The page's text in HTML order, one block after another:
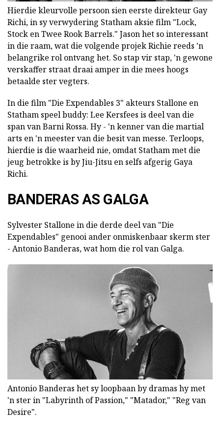
Hierdie kleurvolle persoon sien eerste direkteur Gay
Richi, in sy verwydering Statham aksie film "Lock,
Stock en Twee Rook Barrels." Jason het so interessant
in die raam, wat die volgende projek Richie reeds 'n
belangrike rol ontvang het. So stap vir stap, 'n gewone
verskaffer straat draai amper in die mees hoogs
betaalde ster vegters.
In die film "Die Expendables 3" akteurs Stallone en
Statham speel buddy: Lee Kersfees is deel van die
span van Barni Rossa. Hy - 'n kenner van die martial
arts en 'n meester van die besit van messe. Terloops,
hierdie is die waarheid nie, omdat Statham met die
jeug betrokke is by Jiu-Jitsu en selfs afgerig Gaya
Richi.
BANDERAS AS GALGA
Sylvester Stallone in die derde deel van "Die
Expendables" genooi ander onmiskenbaar skerm ster
- Antonio Banderas, wat hom die rol van Galga.
Antonio Banderas het sy loopbaan by dramas hy met
'n ster in "Labyrinth of Passion," "Matador," "Reg van
Desire".